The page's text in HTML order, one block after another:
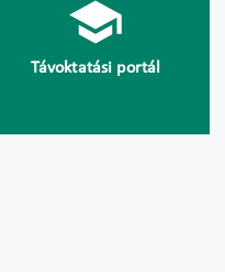
Távoktatási portál